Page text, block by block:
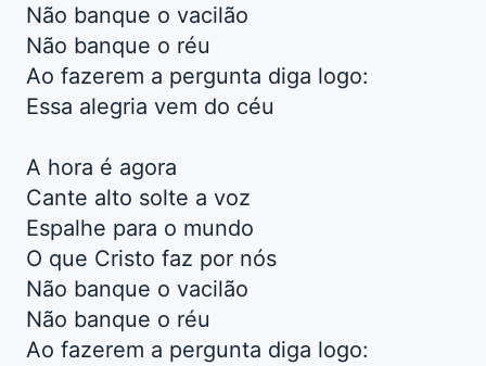
Não banque o vacilão
Não banque o réu
Ao fazerem a pergunta diga logo:
Essa alegria vem do céu
A hora é agora
Cante alto solte a voz
Espalhe para o mundo
O que Cristo faz por nós
Não banque o vacilão
Não banque o réu
Ao fazerem a pergunta diga logo: